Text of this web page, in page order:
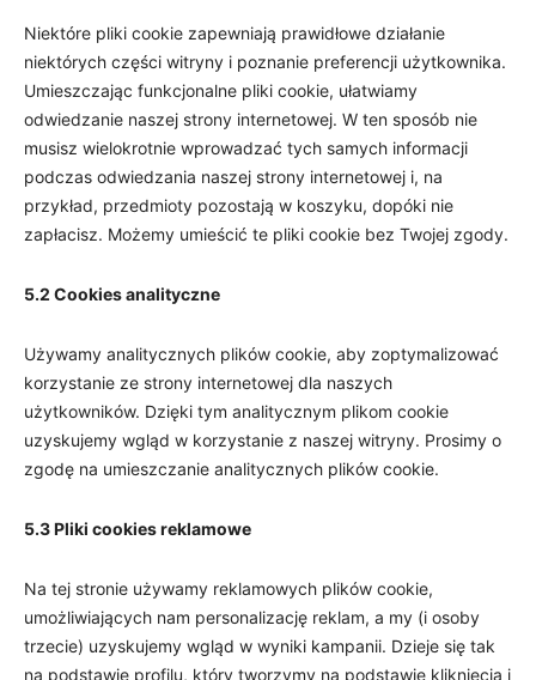
Niektóre pliki cookie zapewniają prawidłowe działanie
niektórych części witryny i poznanie preferencji użytkownika.
Umieszczając funkcjonalne pliki cookie, ułatwiamy
odwiedzanie naszej strony internetowej. W ten sposób nie
musisz wielokrotnie wprowadzać tych samych informacji
podczas odwiedzania naszej strony internetowej i, na
przykład, przedmioty pozostają w koszyku, dopóki nie
zapłacisz. Możemy umieścić te pliki cookie bez Twojej zgody.
5.2 Cookies analityczne
Używamy analitycznych plików cookie, aby zoptymalizować
korzystanie ze strony internetowej dla naszych
użytkowników. Dzięki tym analitycznym plikom cookie
uzyskujemy wgląd w korzystanie z naszej witryny. Prosimy o
zgodę na umieszczanie analitycznych plików cookie.
5.3 Pliki cookies reklamowe
Na tej stronie używamy reklamowych plików cookie,
umożliwiających nam personalizację reklam, a my (i osoby
trzecie) uzyskujemy wgląd w wyniki kampanii. Dzieje się tak
na podstawie profilu, który tworzymy na podstawie kliknięcia i